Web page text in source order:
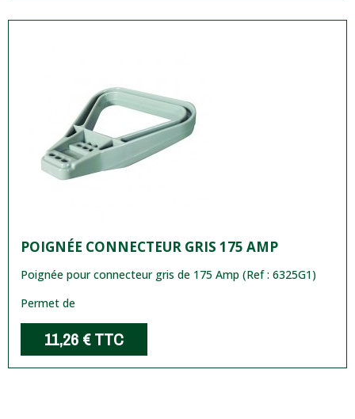
POIGNÉE CONNECTEUR GRIS 175 AMP
Poignée pour connecteur gris de 175 Amp (Ref : 6325G1)
Permet de
11,26 €TTC